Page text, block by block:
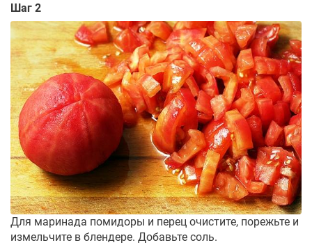
Шаг 2
Для маринада помидоры и перец очистите, порежьте и
измельчите в блендере. Добавьте соль.